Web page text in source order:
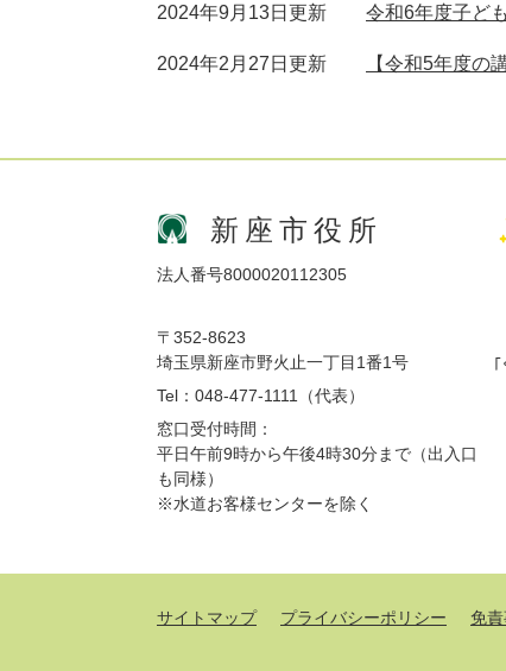
2024年9月13日更新 令和6年度子ど
2024年2月27日更新 【令和5年度の
新座市役所
法人番号8000020112305
〒352-8623
埼玉県新座市野火止一丁目1番1号
Tel：048-477-1111（代表）
窓口受付時間：
平日午前9時から午後4時30分まで（出入口
も同様）
※水道お客様センターを除く
サイトマップ プライバシーポリシー 免